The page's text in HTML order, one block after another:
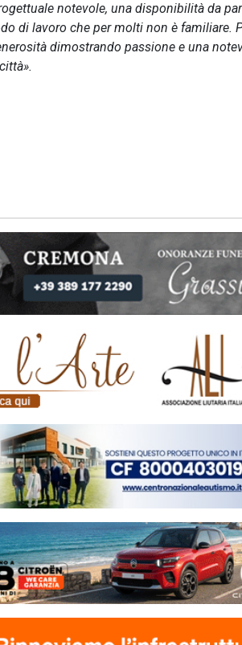
notevole, una disponibilità da
di lavoro che per molti non è familiare.
dimostrando passione e una